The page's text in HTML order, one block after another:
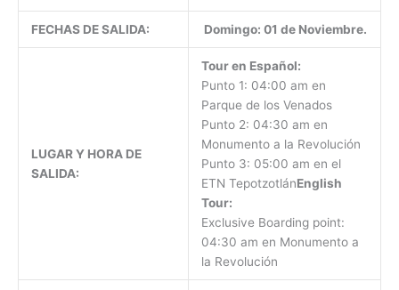
FECHAS DE SALIDA: Domingo: 01 de Noviembre.
LUGAR Y HORA DE
SALIDA:
Tour en Español:
Punto 1: 04:00 am en
Parque de los Venados
Punto 2: 04:30 am en
Monumento a la Revolución
Punto 3: 05:00 am en el
ETN TepotzotlánEnglish
Tour:
Exclusive Boarding point:
04:30 am en Monumento a
la Revolución